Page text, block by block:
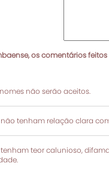
os comentários
não serão aceitos.
não tenham relação clara
teor calunioso,